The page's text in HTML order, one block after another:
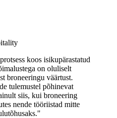
koos isikupärastatud
on oluliselt
broneeringu väärtust.
tulemustel põhinevat
siis, kui broneering
nende tööriistad mitte